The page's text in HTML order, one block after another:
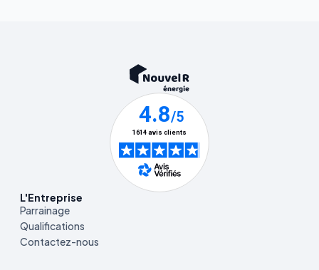
L'Entreprise
Parrainage
Qualifications
Contactez-nous